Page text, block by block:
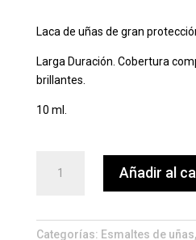
Laca de uñas de gran
Larga Duración. Cobertura
brillantes.
10 ml.
LONDON
Añadir al
Categorías: Esmaltes de uñas,